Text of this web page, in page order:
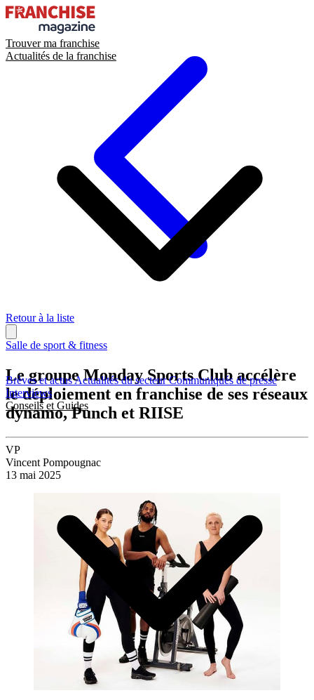
Trouver ma franchise
Actualités de la franchise
Brèves et actusActualités du secteurCommuniqués de presse
Interviews
Conseils et Guides
Retour à la liste
Salle de sport & fitness
Le groupe Monday Sports Club accélère
le déploiement en franchise de ses réseaux
dynamo, Punch et RIISE
VP
Vincent Pompougnac
13 mai 2025